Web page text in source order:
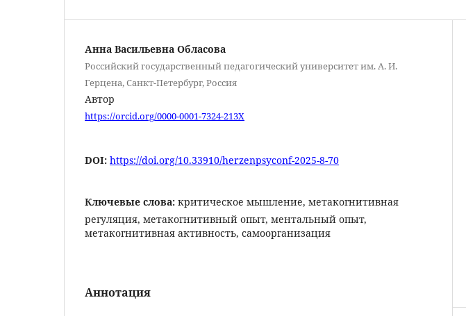
Анна Васильевна Обласова
Российский государственный педагогический университет им. А. И.
Герцена, Санкт-Петербург, Россия
Автор
https://orcid.org/0000-0001-7324-213X
DOI: https://doi.org/10.33910/herzenpsyconf-2025-8-70
Ключевые слова: критическое мышление, метакогнитивная
регуляция, метакогнитивный опыт, ментальный опыт,
метакогнитивная активность, самоорганизация
Аннотация